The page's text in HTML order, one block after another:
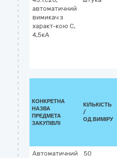
автоматичний
вимикач з
характ-кою С,
4,5кА
КОНКРЕТНА
НАЗВА
ПРЕДМЕТА
ЗАКУПІВЛІ
КІЛЬКІСТЬ
/
ОД.ВИМІРУ
Автоматичний
50